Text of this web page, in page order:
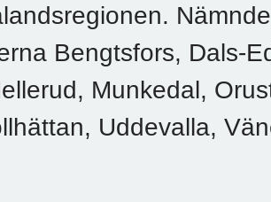
Bengtsfors, Dals-
Munkedal,
Uddevalla,